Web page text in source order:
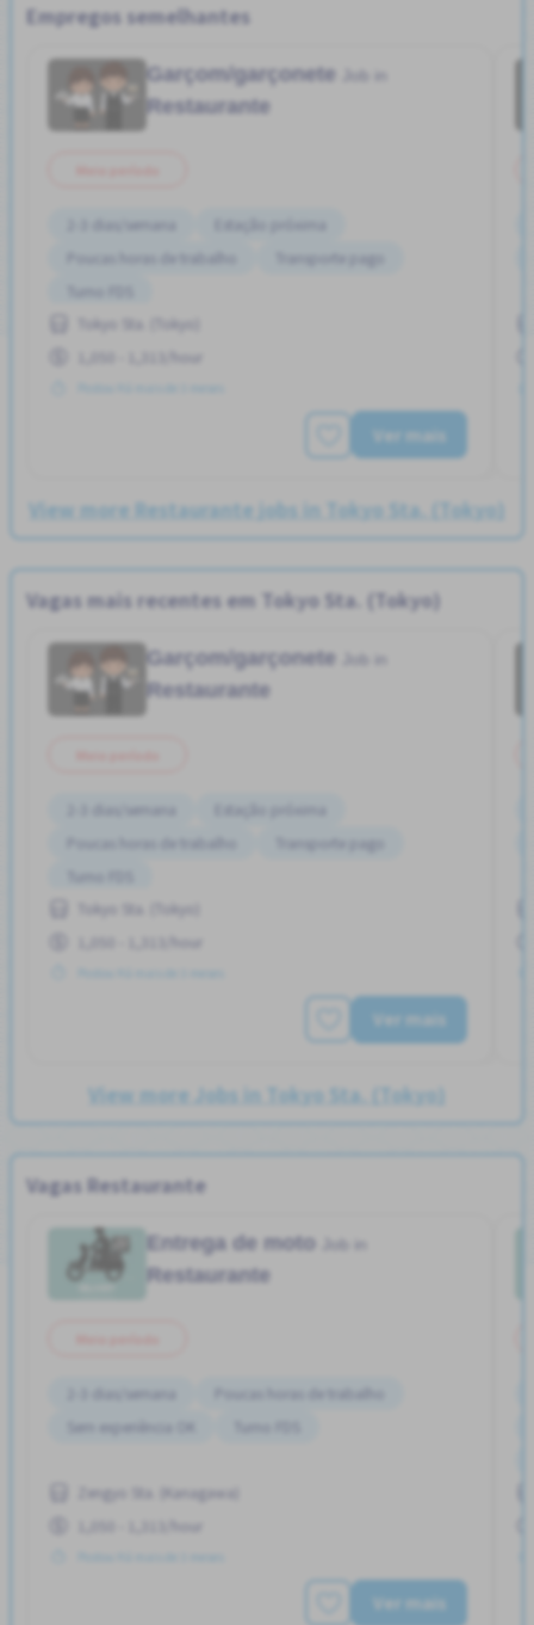
Empregos semelhantes
Garçom/garçonete
Restaurante
2-3 dias/semana
Poucas horas de trabalho
Transporte pago
Tokyo Sta. (Tokyo)
1,050 - 1,313/hour
Ver mais
View more Restaurante jobs in Tokyo Sta. (Tokyo)
Vagas mais recentes em Tokyo Sta. (Tokyo)
Garçom/garçonete
Restaurante
2-3 dias/semana
Poucas horas de trabalho
Transporte pago
Tokyo Sta. (Tokyo)
1,050 - 1,313/hour
Ver mais
View more Jobs in Tokyo Sta. (Tokyo)
Vagas Restaurante
Entrega de moto
Restaurante
2-3 dias/semana
Poucas horas de trabalho
Sem experiência OK
Zengyo Sta. (Kanagawa)
1,050 - 1,313/hour
Ver mais